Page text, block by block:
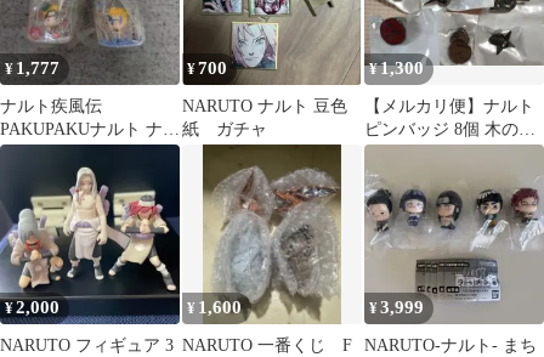
¥ 1,777
ナルト疾風伝
PAKUPAKUナルト ナル
ト ミナト
¥700
NARUTO ナルト 豆色
紙 ガチャ
¥1,300
【メルカリ便】ナルト
ピンバッジ 8個 木の葉
写輪眼 暁 NARUTO ピ
ンズ
¥2,000
NARUTO フィギュア 3
¥ 1,600
NARUTO 一番くじ F
¥3,999
NARUTO-ナルト- まち